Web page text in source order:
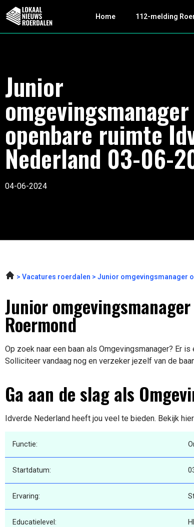
Home 112-melding
Junior
omgevingsmanager
openbare ruimte
Nederland 03-06-
04-06-2024
Vacatures roerdalen Junior omgevingsmanager
Junior
Roermond
Op zoek naar een baan als Omgevingsmanager? Er
Solliciteer vandaag nog en verzeker jezelf van de
Ga aan de slag als
Idverde Nederland heeft jou veel te bieden. Bekijk
Functie:
Startdatum:
Ervaring:
Educatielevel: